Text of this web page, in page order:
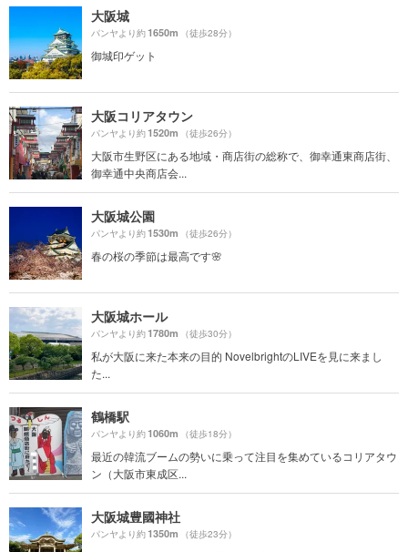
大阪城
パンヤより約1650m （徒歩28分）
御城印ゲット
大阪コリアタウン
パンヤより約1520m （徒歩26分）
大阪市生野区にある地域・商店街の総称で、御幸通東商店街、
御幸通中央商店会...
大阪城公園
パンヤより約1530m （徒歩26分）
春の桜の季節は最高です🌸
大阪城ホール
パンヤより約1780m （徒歩30分）
私が大阪に来た本来の目的 NovelbrightのLIVEを見に来まし
た...
鶴橋駅
パンヤより約1060m （徒歩18分）
最近の韓流ブームの勢いに乗って注目を集めているコリアタウ
ン（大阪市東成区...
大阪城豊國神社
パンヤより約1350m （徒歩23分）